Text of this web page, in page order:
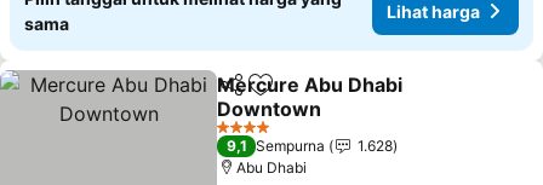
sama
Lihat harga
BagikanTambahkan ke favorit
Mercure Abu Dhabi
Downtown
4 Bintang
9,1 Sempurna
1.628
Abu Dhabi